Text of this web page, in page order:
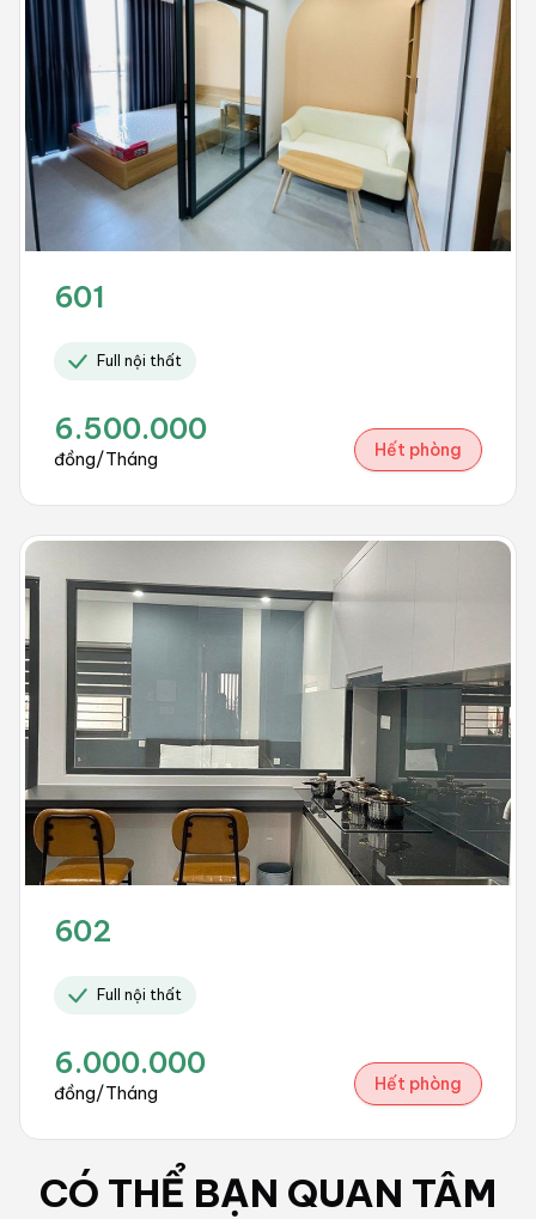
601
Full nội thất
6.500.000
đồng/Tháng Hết phòng
602
Full nội thất
6.000.000
đồng/Tháng Hết phòng
CÓ THỂ BẠN QUAN TÂM